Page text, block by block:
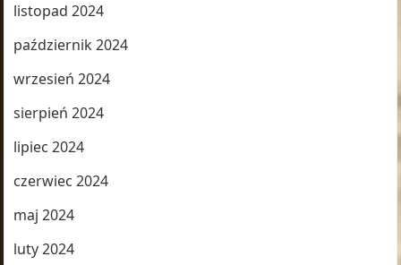
listopad 2024
październik 2024
wrzesień 2024
sierpień 2024
lipiec 2024
czerwiec 2024
maj 2024
luty 2024